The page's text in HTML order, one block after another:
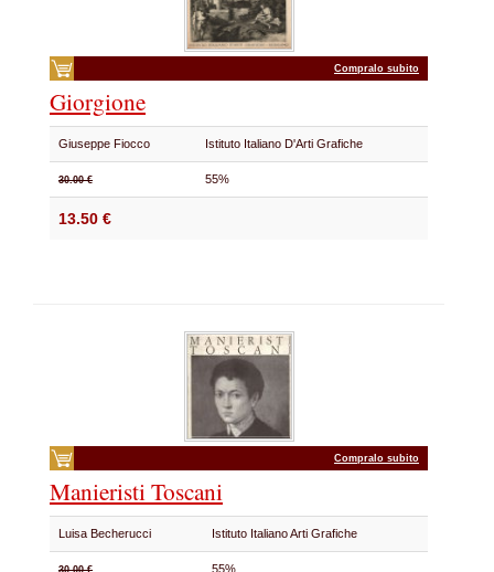
Compralo subito
Giorgione
Giuseppe Fiocco Istituto Italiano D'Arti Grafiche
30.00 € 55%
13.50 €
Compralo subito
Manieristi Toscani
Luisa Becherucci Istituto Italiano Arti Grafiche
30.00 € 55%